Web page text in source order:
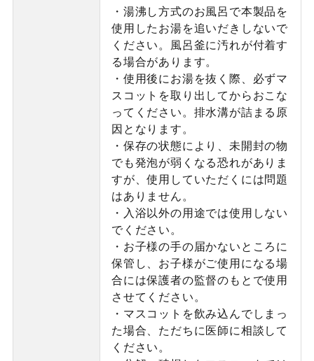
・湯沸し方式のお風呂で本製品を
使用したお湯を追いだきしないで
ください。風呂釜に汚れが付着す
る場合があります。
・使用後にお湯を抜く際、必ずマ
スコットを取り出してからおこな
ってください。排水溝が詰まる原
因となります。
・保存の状態により、未開封の物
でも発泡が弱くなる恐れがありま
すが、使用していただくには問題
はありません。
・入浴以外の用途では使用しない
でください。
・お子様の手の届かないところに
保管し、お子様がご使用になる場
合には保護者の監督のもとで使用
させてください。
・マスコットを飲み込んでしまっ
た場合、ただちに医師に相談して
ください。